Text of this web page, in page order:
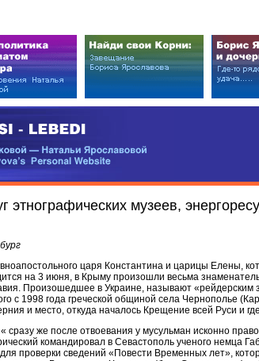
Натальи Ярославовой
этнографических музеев,
царя Константина и царицы Елены,
на 3 июня, в Крыму произошли весьма
Произошедшее в Украине, называют «рейдерским
с 1998 года греческой общиной села Чернополье
и место, откуда началось Крещение всей Руси и
сразу же после отвоевания у мусульман исконно
командировал в Севастополь ученого немца
проверки сведений «Повести Временных лет»,